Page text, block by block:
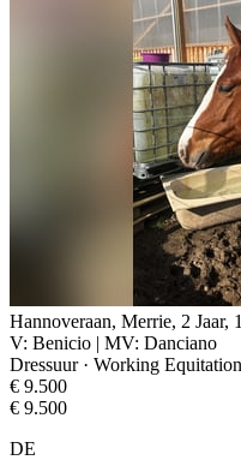
Hannoveraan, Merrie, 2 Jaar,
V: Benicio | MV: Danciano
Dressuur · Working
€ 9.500
€ 9.500
DE